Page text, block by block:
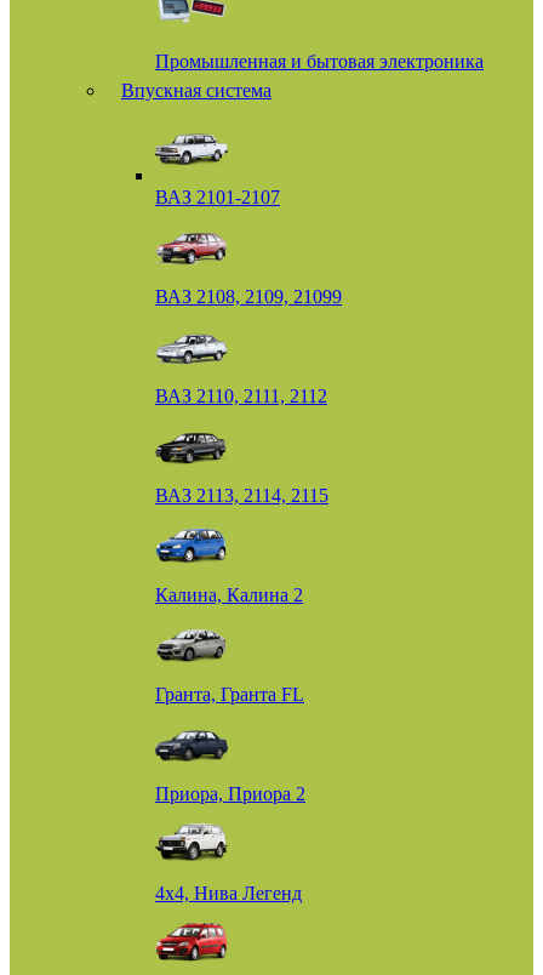
Промышленная и бытовая электроника
Впускная система
ВАЗ 2101-2107
ВАЗ 2108, 2109, 21099
ВАЗ 2110, 2111, 2112
ВАЗ 2113, 2114, 2115
Калина, Калина 2
Гранта, Гранта FL
Приора, Приора 2
4х4, Нива Легенд